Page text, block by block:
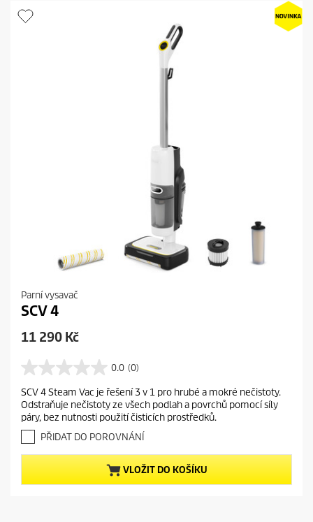
Parní vysavač
SCV 4
C
r
e
n
t
p
r
o
d
11 290 Kč
0.0 (0)
0
.
0
z
5
ě
z
d
SCV 4 Steam Vac je řešení 3 v 1 pro hrubé a mokré nečistoty.
Odstraňuje nečistoty ze všech podlah a povrchů pomocí síly
páry, bez nutnosti použití čisticích prostředků.
PŘIDAT DO POROVNÁNÍ
VLOŽIT DO KOŠÍKU